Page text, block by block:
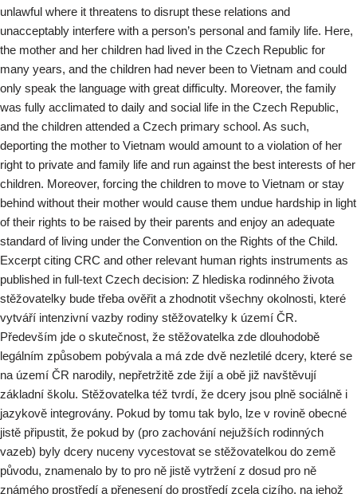
unlawful where it threatens to disrupt these relations and
unacceptably interfere with a person’s personal and family life. Here,
the mother and her children had lived in the Czech Republic for
many years, and the children had never been to Vietnam and could
only speak the language with great difficulty. Moreover, the family
was fully acclimated to daily and social life in the Czech Republic,
and the children attended a Czech primary school. As such,
deporting the mother to Vietnam would amount to a violation of her
right to private and family life and run against the best interests of her
children. Moreover, forcing the children to move to Vietnam or stay
behind without their mother would cause them undue hardship in light
of their rights to be raised by their parents and enjoy an adequate
standard of living under the Convention on the Rights of the Child.
Excerpt citing CRC and other relevant human rights instruments as
published in full-text Czech decision: Z hlediska rodinného života
stěžovatelky bude třeba ověřit a zhodnotit všechny okolnosti, které
vytváří intenzivní vazby rodiny stěžovatelky k území ČR.
Především jde o skutečnost, že stěžovatelka zde dlouhodobě
legálním způsobem pobývala a má zde dvě nezletilé dcery, které se
na území ČR narodily, nepřetržitě zde žijí a obě již navštěvují
základní školu. Stěžovatelka též tvrdí, že dcery jsou plně sociálně i
jazykově integrovány. Pokud by tomu tak bylo, lze v rovině obecné
jistě připustit, že pokud by (pro zachování nejužších rodinných
vazeb) byly dcery nuceny vycestovat se stěžovatelkou do země
původu, znamenalo by to pro ně jistě vytržení z dosud pro ně
známého prostředí a přenesení do prostředí zcela cizího, na jehož